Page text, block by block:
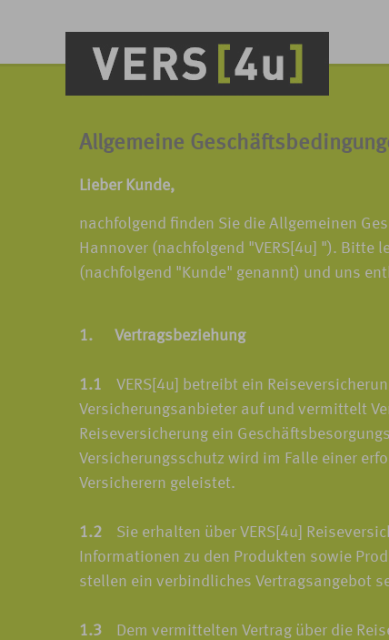
Allgemeine
Lieber Kunde,
nachfolgend finden Sie die Allgemeinen
Hannover (nachfolgend "VERS[4u] ").
(nachfolgend "Kunde" genannt) und uns
1. Vertragsbeziehung
1.1
VERS[4u] betreibt ein
Versicherungsanbieter auf und vermittelt
Reiseversicherung ein
Versicherungsschutz wird im Falle einer
Versicherern geleistet.
1.2 Sie erhalten über VERS[4u]
Informationen zu den Produkten sowie
stellen ein verbindliches Vertragsangebot
1.3 Dem vermittelten Vertrag über die